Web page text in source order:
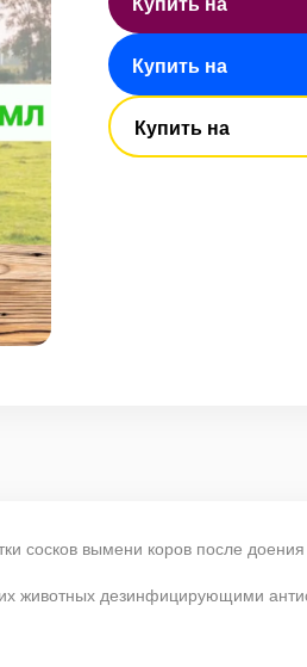
Купить на
Купить на
сосков вымени коров после
животных дезинфицирующими